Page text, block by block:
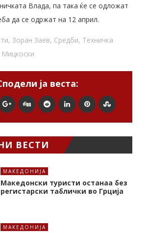
Влада, па така ќе се одложат
да се одржат на 12 април.
, Зоран Заев, Средби, Техничка
Мицкоски
ја веста:
ВЕСТИ
МАКЕДОНИЈА
Македонски туристи останаа без
регистарски таблички во Грција
МАКЕДОНИЈА